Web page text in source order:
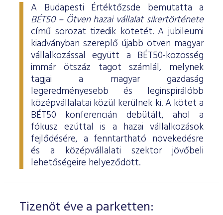
A Budapesti Értéktőzsde bemutatta a
BÉT50 – Ötven hazai vállalat sikertörténete
című sorozat tizedik kötetét. A jubileumi
kiadványban szereplő újabb ötven magyar
vállalkozással együtt a BÉT50-közösség
immár ötszáz tagot számlál, melynek
tagjai a magyar gazdaság
legeredményesebb és leginspirálóbb
középvállalatai közül kerülnek ki. A kötet a
BÉT50 konferencián debütált, ahol a
fókusz ezúttal is a hazai vállalkozások
fejlődésére, a fenntartható növekedésre
és a középvállalati szektor jövőbeli
lehetőségeire helyeződött.
Tizenöt éve a parketten: